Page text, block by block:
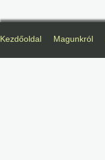
Kezdőoldal Magunkról